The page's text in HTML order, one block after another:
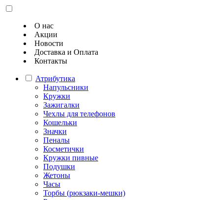
О нас
Акции
Новости
Доставка и Оплата
Контакты
Атрибутика
Напульсники
Кружки
Зажигалки
Чехлы для телефонов
Кошельки
Значки
Пеналы
Косметички
Кружки пивные
Подушки
Жетоны
Часы
Торбы (рюкзаки-мешки)